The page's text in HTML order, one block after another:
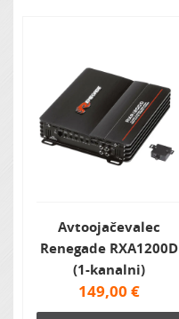
Avtoojačevalec
Renegade RXA1200D
(1-kanalni)
149,00 €